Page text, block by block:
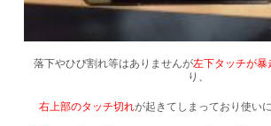
落下やひび割れ等はありませんが左下タッチが暴
り、
右上部のタッチ切れが起きてしまっており使い